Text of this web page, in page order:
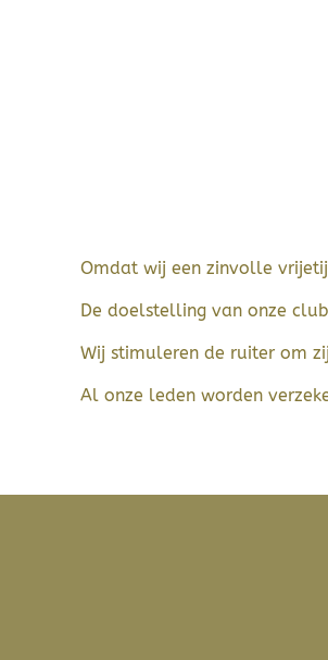
Omdat wij een zinvolle
De doelstelling van onze
Wij stimuleren de ruiter om
Al onze leden worden